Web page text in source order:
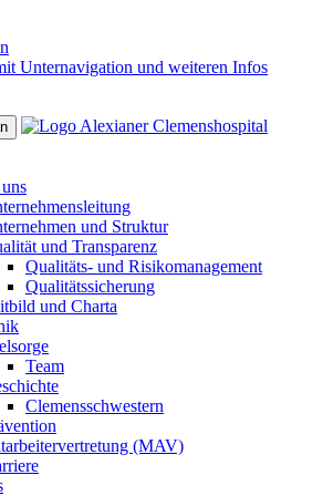
Unternavigation und weiteren Infos
und Struktur
und Transparenz
Qualitäts- und Risikomanagement
Qualitätssicherung
und Charta
Team
Clemensschwestern
(MAV)